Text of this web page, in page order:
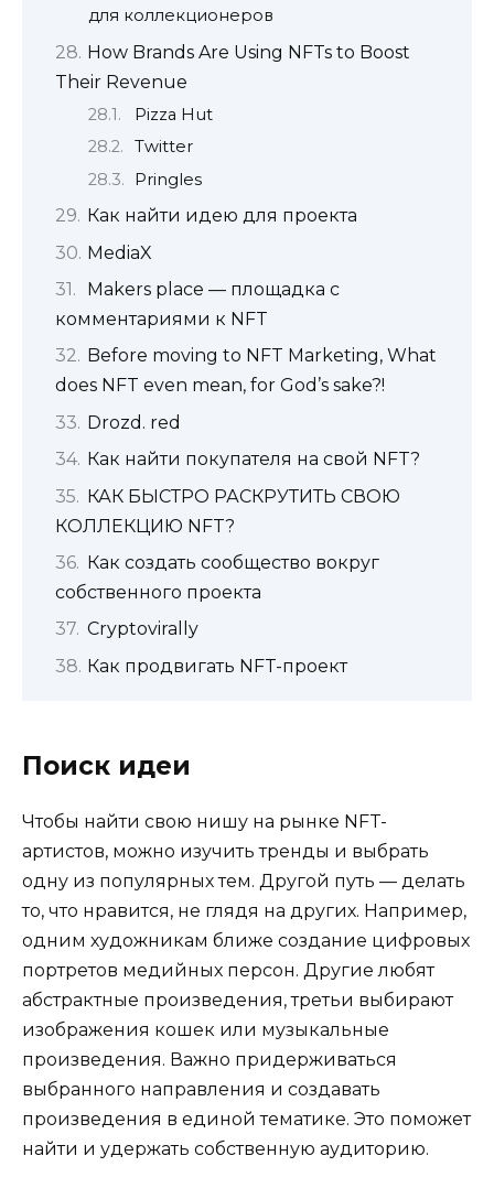
для коллекционеров
How Brands Are Using NFTs to Boost
Their Revenue
Pizza Hut
Twitter
Pringles
Как найти идею для проекта
MediaX
Makers place — площадка с
комментариями к NFT
Before moving to NFT Marketing, What
does NFT even mean, for God’s sake?!
Drozd. red
Как найти покупателя на свой NFT?
КАК БЫСТРО РАСКРУТИТЬ СВОЮ
КОЛЛЕКЦИЮ NFT?
Как создать сообщество вокруг
собственного проекта
Cryptovirally
Как продвигать NFT-проект
Поиск идеи
Чтобы найти свою нишу на рынке NFT-
артистов, можно изучить тренды и выбрать
одну из популярных тем. Другой путь — делать
то, что нравится, не глядя на других. Например,
одним художникам ближе создание цифровых
портретов медийных персон. Другие любят
абстрактные произведения, третьи выбирают
изображения кошек или музыкальные
произведения. Важно придерживаться
выбранного направления и создавать
произведения в единой тематике. Это поможет
найти и удержать собственную аудиторию.